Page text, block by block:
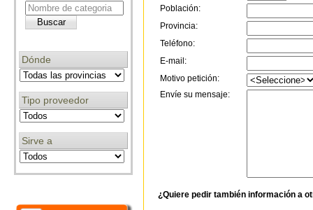
Dónde
Tipo proveedor
Sirve a
Población:
Provincia:
Teléfono:
E-mail:
Motivo petición:
Envíe su mensaje:
¿Quiere pedir también información a